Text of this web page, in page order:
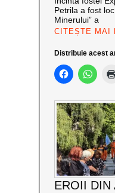
Petrila a fost
Minerului” a
CITEȘTE MAI
Distribuie acest
EROII DIN